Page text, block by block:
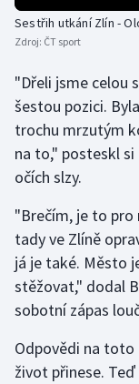
Plavání
Ragby
Rychlobruslení
Short track
Sportovní
Triatlon
Sestřih utkání Zlín -
Zdroj: ČT sport
"Dřeli jsme celou
šestou pozici.
trochu mrzutým
na to," posteskl
očích slzy.
"Brečím, je to pro
tady ve Zlíně
já je také. Město
stěžovat," dodal
sobotní zápas
Odpovědi na toto
život přinese.